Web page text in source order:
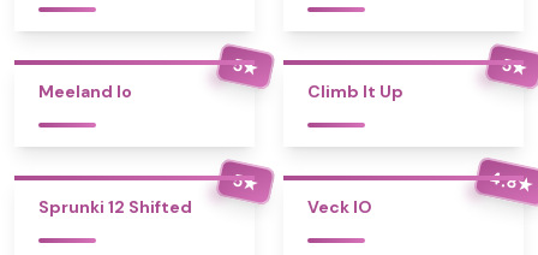
5★
Meeland Io
5★
Climb It Up
5★
Sprunki 12 Shifted
4.8★
Veck IO